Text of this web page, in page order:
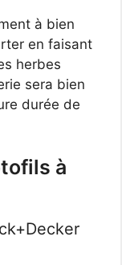
à bien
en faisant
herbes
sera bien
durée de
à